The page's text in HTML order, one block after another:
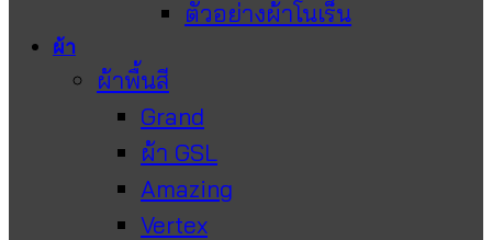
ตัวอย่างผ้าโนเร็น
ผ้า
ผ้าพื้นสี
Grand
ผ้า GSL
Amazing
Vertex